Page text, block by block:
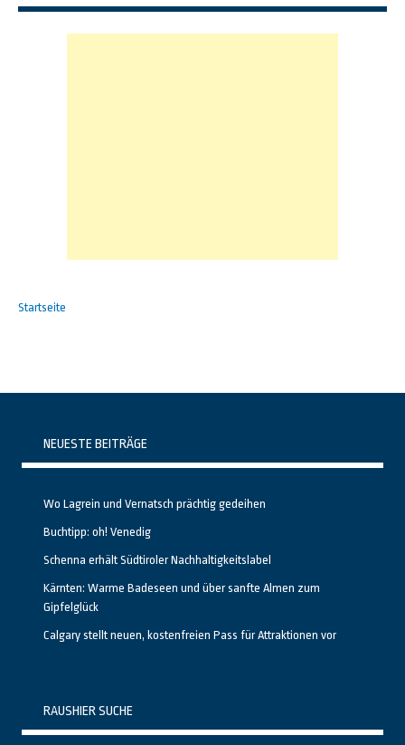
Startseite
NEUESTE BEITRÄGE
Wo Lagrein und Vernatsch prächtig gedeihen
Buchtipp: oh! Venedig
Schenna erhält Südtiroler Nachhaltigkeitslabel
Kärnten: Warme Badeseen und über sanfte Almen zum
Gipfelglück
Calgary stellt neuen, kostenfreien Pass für Attraktionen vor
RAUSHIER SUCHE